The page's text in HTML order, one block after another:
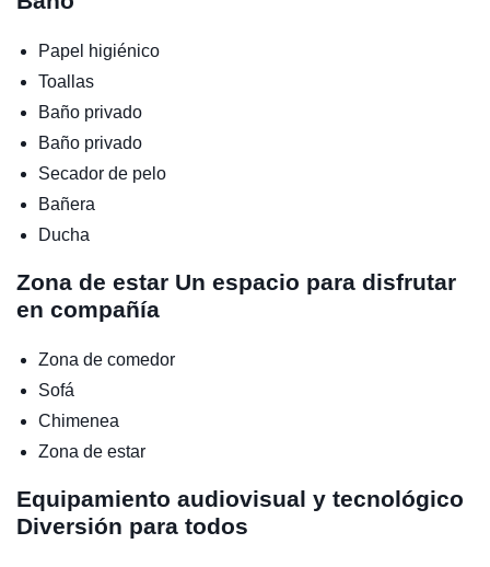
Papel higiénico
Toallas
Baño privado
Baño privado
Secador de pelo
Bañera
Ducha
Zona de estar Un espacio para disfrutar
en compañía
Zona de comedor
Sofá
Chimenea
Zona de estar
Equipamiento audiovisual y tecnológico
Diversión para todos